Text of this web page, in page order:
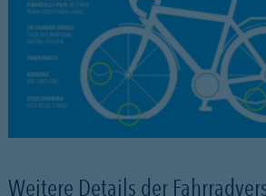
Weitere Details der